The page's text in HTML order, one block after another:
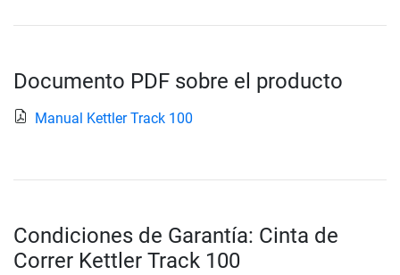
Documento PDF sobre el producto
Manual Kettler Track 100
Condiciones de Garantía: Cinta de
Correr Kettler Track 100